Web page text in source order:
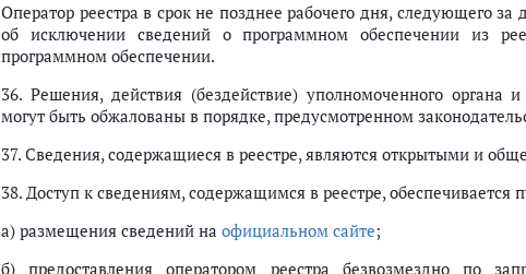
Оператор реестра в срок не позднее рабочего дня, следующего
об исключении сведений о программном обеспечении из
программном обеспечении.
36. Решения, действия (бездействие) уполномоченного органа
могут быть обжалованы в порядке, предусмотренном
37. Сведения, содержащиеся в реестре, являются открытыми и
38. Доступ к сведениям, содержащимся в реестре, обеспечивается
а) размещения сведений на официальном сайте;
б) предоставления оператором реестра безвозмездно по